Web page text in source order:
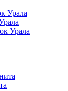
Урала
Урала